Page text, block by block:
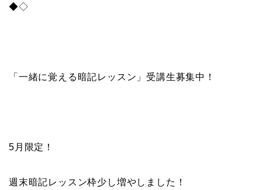
◆◇
「一緒に覚える暗記レッスン」受講生募集中！
5月限定！
週末暗記レッスン枠少し増やしました！